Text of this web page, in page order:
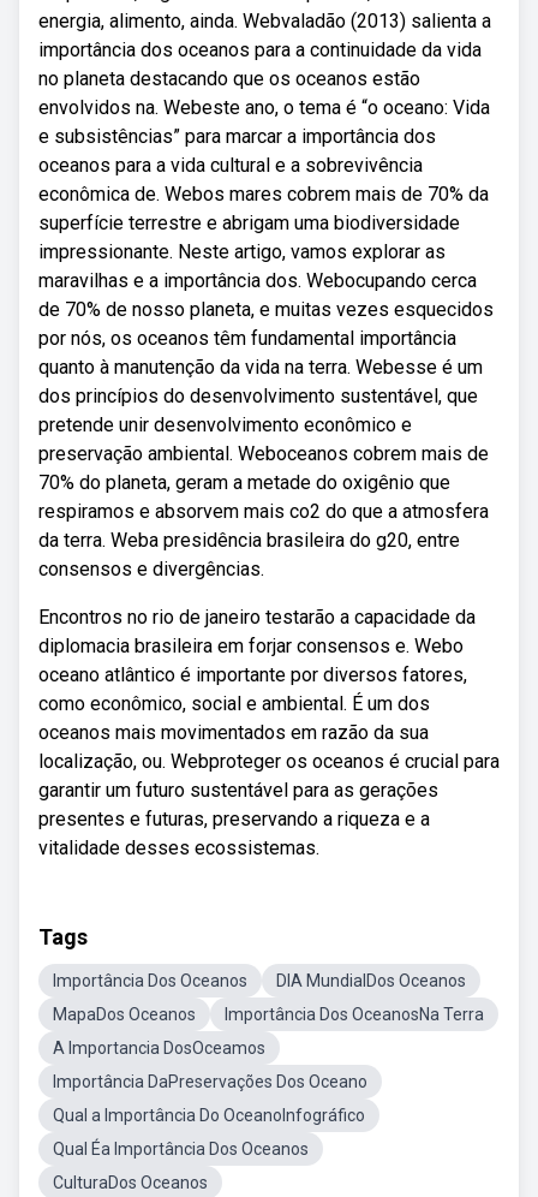
energia, alimento, ainda. Webvaladão (2013) salienta a
importância dos oceanos para a continuidade da vida
no planeta destacando que os oceanos estão
envolvidos na. Webeste ano, o tema é “o oceano: Vida
e subsistências” para marcar a importância dos
oceanos para a vida cultural e a sobrevivência
econômica de. Webos mares cobrem mais de 70% da
superfície terrestre e abrigam uma biodiversidade
impressionante. Neste artigo, vamos explorar as
maravilhas e a importância dos. Webocupando cerca
de 70% de nosso planeta, e muitas vezes esquecidos
por nós, os oceanos têm fundamental importância
quanto à manutenção da vida na terra. Webesse é um
dos princípios do desenvolvimento sustentável, que
pretende unir desenvolvimento econômico e
preservação ambiental. Weboceanos cobrem mais de
70% do planeta, geram a metade do oxigênio que
respiramos e absorvem mais co2 do que a atmosfera
da terra. Weba presidência brasileira do g20, entre
consensos e divergências.
Encontros no rio de janeiro testarão a capacidade da
diplomacia brasileira em forjar consensos e. Webo
oceano atlântico é importante por diversos fatores,
como econômico, social e ambiental. É um dos
oceanos mais movimentados em razão da sua
localização, ou. Webproteger os oceanos é crucial para
garantir um futuro sustentável para as gerações
presentes e futuras, preservando a riqueza e a
vitalidade desses ecossistemas.
Tags
Importância Dos Oceanos
DIA MundialDos Oceanos
MapaDos Oceanos
Importância Dos OceanosNa Terra
A Importancia DosOceamos
Importância DaPreservações Dos Oceano
Qual a Importância Do OceanoInfográfico
Qual Éa Importância Dos Oceanos
CulturaDos Oceanos